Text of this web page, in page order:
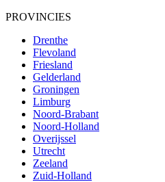
PROVINCIES
Drenthe
Flevoland
Friesland
Gelderland
Groningen
Limburg
Noord-Brabant
Noord-Holland
Overijssel
Utrecht
Zeeland
Zuid-Holland